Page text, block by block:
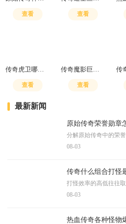
查看 查看
查看 查看
最新新闻
原始传奇荣誉勋章
08-03
传奇什么组合打怪
08-03
热血传奇各种怪物